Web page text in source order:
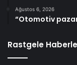
Ağustos 6, 2026
“Otomotiv
Rastgele